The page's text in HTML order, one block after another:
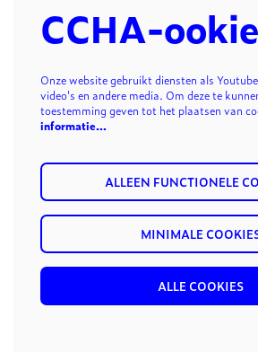
CCHA-
Onze website gebruikt diensten als
video's en andere media. Om deze te
toestemming geven tot het plaatsen van
informatie…
ALLEEN FUNCTIONELE
MINIMALE
ALLE COOKIES